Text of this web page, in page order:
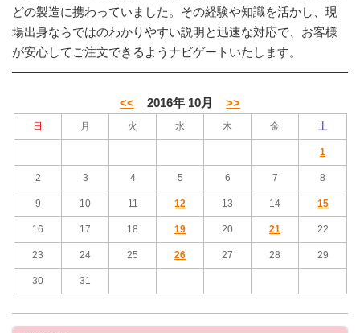
どの製造に携わっていました。その経験や知識を活かし、現
場出身ならではのわかりやすい説明と迅速な対応で、お客様
が安心してご注文できるようナビゲートいたします。
<< 2016年 10月 >>
日 月 火 水 木 金 土
1
2 3 4 5 6 7 8
9 10 11 12 13 14 15
16 17 18 19 20 21 22
23 24 25 26 27 28 29
30 31